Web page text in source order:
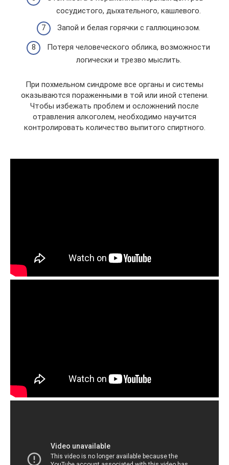
сосудистого, дыхательного, кашлевого.
Запой и белая горячки с галлюцинозом.
Потеря человеческого облика, возможности
логически и трезво мыслить.
При похмельном синдроме все органы и системы
оказываются пораженными в той или иной степени.
Чтобы избежать проблем и осложнений после
отравления алкоголем, необходимо научится
контролировать количество выпитого спиртного.